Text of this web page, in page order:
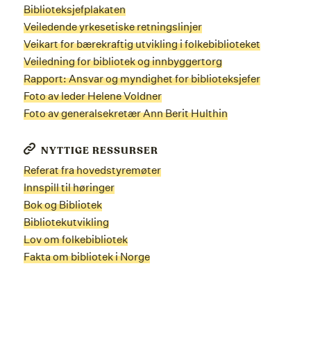
Biblioteksjefplakaten
Veiledende yrkesetiske retningslinjer
Veikart for bærekraftig utvikling i folkebiblioteket
Veiledning for bibliotek og innbyggertorg
Rapport: Ansvar og myndighet for biblioteksjefer
Foto av leder Helene Voldner
Foto av generalsekretær Ann Berit Hulthin
NYTTIGE RESSURSER
Referat fra hovedstyremøter
Innspill til høringer
Bok og Bibliotek
Bibliotekutvikling
Lov om folkebibliotek
Fakta om bibliotek i Norge